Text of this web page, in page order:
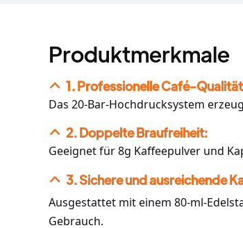
Produktmerkmale
1. Professionelle Café-
Das 20-Bar-Hochdrucksystem
2. Doppelte Braufreiheit:
Geeignet für 8g Kaffeepulver und
3. Sichere und ausreichende
Ausgestattet mit einem 80-ml-
Gebrauch.